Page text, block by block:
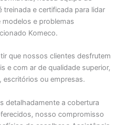
e certificada para lidar
e problemas
Komeco.
que nossos clientes desfrutem
e com ar de qualidade superior,
escritórios ou empresas.
detalhadamente a cobertura
nosso compromisso